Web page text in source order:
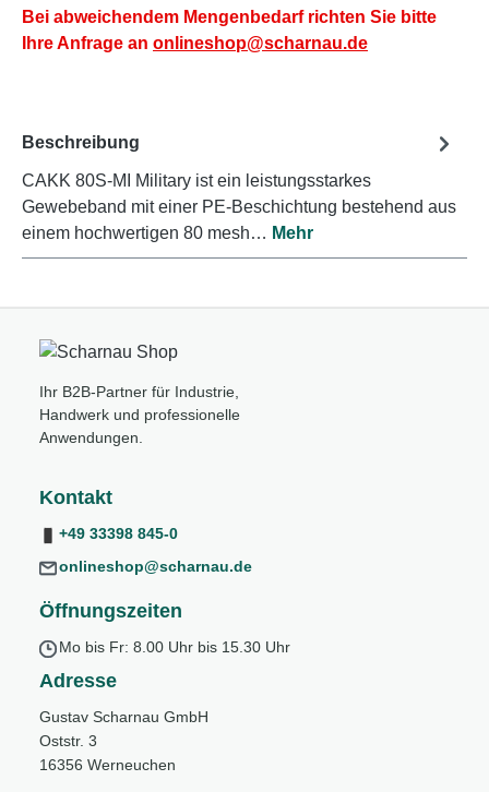
Bei abweichendem Mengenbedarf richten Sie bitte
Ihre Anfrage an onlineshop@scharnau.de
Beschreibung
CAKK 80S-MI Military ist ein leistungsstarkes
Gewebeband mit einer PE-Beschichtung bestehend aus
einem hochwertigen 80 mesh… Mehr
Ihr B2B-Partner für Industrie,
Handwerk und professionelle
Anwendungen.
Kontakt
+49 33398 845-0
onlineshop@scharnau.de
Öffnungszeiten
Mo bis Fr: 8.00 Uhr bis 15.30 Uhr
Adresse
Gustav Scharnau GmbH
Oststr. 3
16356 Werneuchen